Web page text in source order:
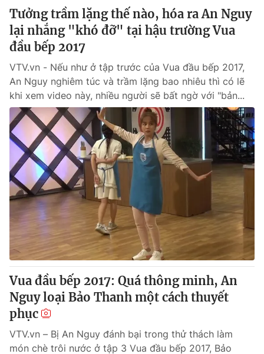
Tưởng trầm lặng thế nào, hóa ra An Nguy
lại nhắng "khó đỡ" tại hậu trường Vua
đầu bếp 2017
VTV.vn - Nếu như ở tập trước của Vua đầu bếp 2017,
An Nguy nghiêm túc và trầm lặng bao nhiêu thì có lẽ
khi xem video này, nhiều người sẽ bất ngờ với "bản...
Vua đầu bếp 2017: Quá thông minh, An
Nguy loại Bảo Thanh một cách thuyết
phục
VTV.vn – Bị An Nguy đánh bại trong thử thách làm
món chè trôi nước ở tập 3 Vua đầu bếp 2017, Bảo